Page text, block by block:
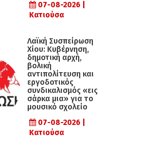
07-08-2026 |
Κατιούσα
Λαϊκή Συσπείρωση
Χίου: Κυβέρνηση,
δημοτική αρχή,
βολική
αντιπολίτευση και
εργοδοτικός
συνδικαλισμός «εις
σάρκα μια» για το
μουσικό σχολείο
07-08-2026 |
Κατιούσα